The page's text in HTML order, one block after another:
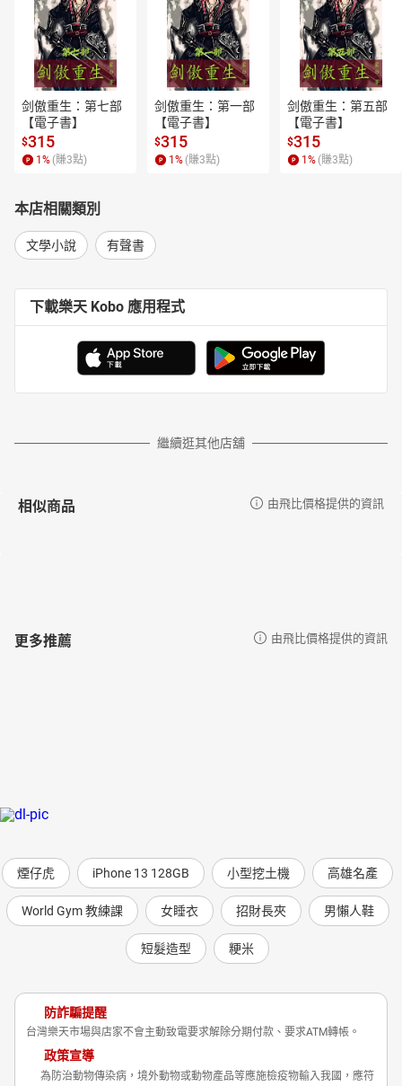
剑傲重生：第七部
【電子書】
$315
1 % (賺3點)
剑傲重生：第一部
【電子書】
$315
1 % (賺3點)
剑傲重生：第五部
【電子書】
$315
1 % (賺3點)
本店相關類別
文學小說 有聲書
下載樂天 Kobo 應用程式
繼續逛其他店舖
相似商品 由飛比價格提供的資訊
更多推薦 由飛比價格提供的資訊
煙仔虎 iPhone 13 128GB 小型挖土機 高雄名產
World Gym 教練課 女睡衣 招財長夾 男懶人鞋
短髮造型 粳米
防詐騙提醒
台灣樂天市場與店家不會主動致電要求解除分期付款、要求ATM轉帳。
政策宣導
為防治動物傳染病，境外動物或動物產品等應施檢疫物輸入我國，應符